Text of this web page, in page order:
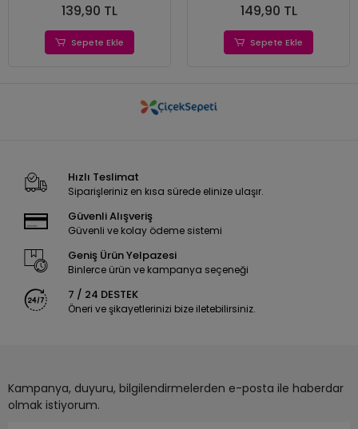
139,90 TL
Sepete Ekle
149,90 TL
Sepete Ekle
Hızlı Teslimat
Siparişleriniz en kısa sürede elinize ulaşır.
Güvenli Alışveriş
Güvenli ve kolay ödeme sistemi
Geniş Ürün Yelpazesi
Binlerce ürün ve kampanya seçeneği
7 / 24 DESTEK
Öneri ve şikayetlerinizi bize iletebilirsiniz.
Kampanya, duyuru, bilgilendirmelerden e-posta ile haberdar
olmak istiyorum.